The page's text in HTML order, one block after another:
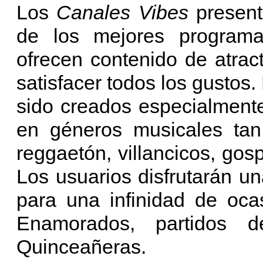
Los Canales Vibes
de los mejores
ofrecen contenido de
satisfacer todos los
sido creados
en géneros musicales
reggaetón, villancicos,
Los usuarios disfrutarán
para una infinidad de
Enamorados, partidos
Quinceañeras.